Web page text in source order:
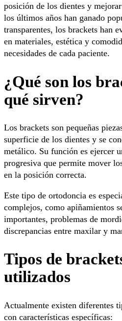
posición de los dientes y
los últimos años han ganado
transparentes, los brackets han
en materiales, estética y
necesidades de cada paciente.
¿Qué son los
qué sirven?
Los brackets son pequeñas
superficie de los dientes y se
metálico. Su función es ejercer
progresiva que permite mover
en la posición correcta.
Este tipo de ortodoncia es
complejos, como apiñamientos
importantes, problemas de
discrepancias entre maxilar y
Tipos de
utilizados
Actualmente existen diferentes
con características específicas: